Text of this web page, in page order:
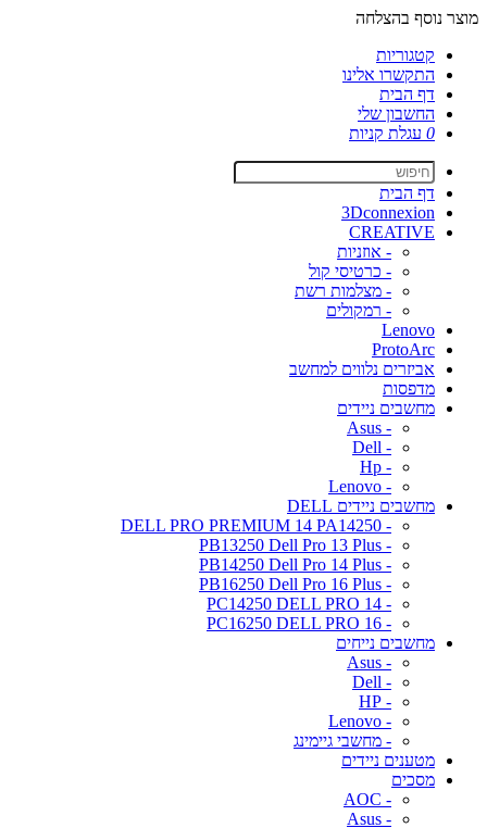
מוצר נוסף בהצלחה
קטגוריות
התקשרו אלינו
דף הבית
החשבון שלי
0 עגלת קניות
דף הבית
3Dconnexion
CREATIVE
- אוזניות
- כרטיסי קול
- מצלמות רשת
- רמקולים
Lenovo
ProtoArc
אביזרים נלווים למחשב
מדפסות
מחשבים ניידים
- Asus
- Dell
- Hp
- Lenovo
מחשבים ניידים DELL
- DELL PRO PREMIUM 14 PA14250
- PB13250 Dell Pro 13 Plus
- PB14250 Dell Pro 14 Plus
- PB16250 Dell Pro 16 Plus
- PC14250 DELL PRO 14
- PC16250 DELL PRO 16
מחשבים נייחים
- Asus
- Dell
- HP
- Lenovo
- מחשבי גיימינג
מטענים ניידים
מסכים
- AOC
- Asus